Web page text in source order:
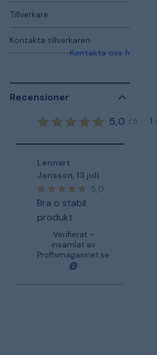
Tillverkare
Kontakta tillverkaren
Kontakta oss för mer
Recensioner
5,0 / 5 1
Lennart
Jonsson 13 juli
5,0
Bra o stabil
produkt
Verifierat -
insamlat av
Proffsmagasinet.se